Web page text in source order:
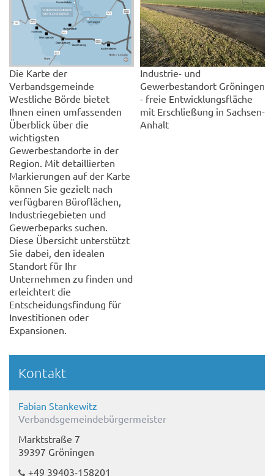
Die Karte der
Verbandsgemeinde
Westliche Börde bietet
Ihnen einen umfassenden
Überblick über die
wichtigsten
Gewerbestandorte in der
Region. Mit detaillierten
Markierungen auf der Karte
können Sie gezielt nach
verfügbaren Büroflächen,
Industriegebieten und
Gewerbeparks suchen.
Diese Übersicht unterstützt
Sie dabei, den idealen
Standort für Ihr
Unternehmen zu finden und
erleichtert die
Entscheidungsfindung für
Investitionen oder
Expansionen.
Industrie- und
Gewerbestandort Gröningen
- freie Entwicklungsfläche
mit Erschließung in Sachsen-
Anhalt
Kontakt
Fabian Stankewitz
Verbandsgemeindebürgermeister
Marktstraße 7
39397 Gröningen
+49 39403-158201